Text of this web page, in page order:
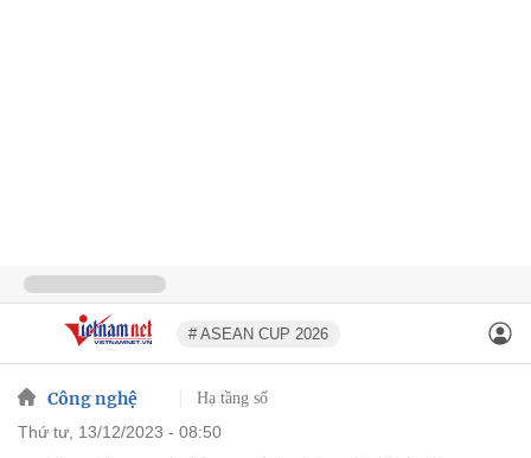
# ASEAN CUP 2026
Công nghệ Hạ tầng số
thứ tư, 13/12/2023 - 08:50